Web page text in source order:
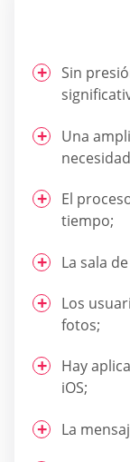
Sin
Una
El
tiempo;
La sala
Los
fotos;
Hay
iOS;
La